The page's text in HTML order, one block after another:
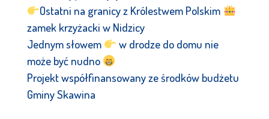
Ostatni na granicy z Królestwem Polskim
zamek krzyżacki w Nidzicy
Jednym słowem
w drodze do domu nie
może być nudno
Projekt współfinansowany ze środków budżetu
Gminy Skawina